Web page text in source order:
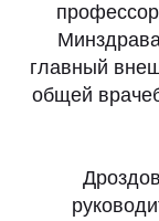
главный
общей